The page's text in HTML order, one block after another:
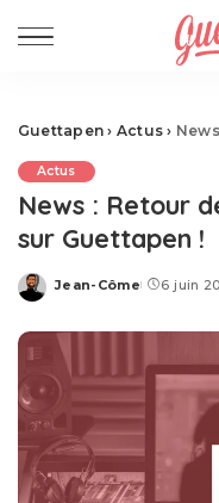
Guettapen › Actus › News
Actus
News : Retour
sur Guettapen !
Posted
Jean-Côme 6 juin